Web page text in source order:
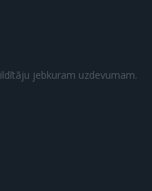
Atcerēties?
jebkuram uzdevumam.